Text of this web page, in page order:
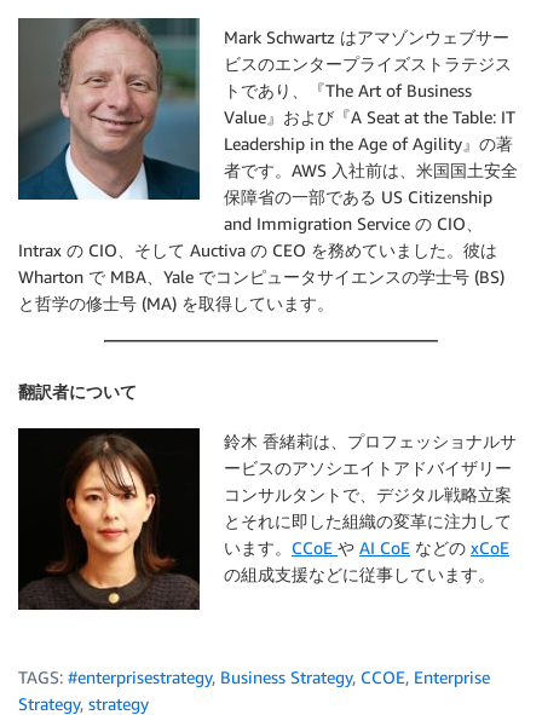
Mark Schwartz はアマゾンウェブサー
ビスのエンタープライズストラテジス
トであり、『The Art of Business
Value』および『A Seat at the Table: IT
Leadership in the Age of Agility』の著
者です。AWS 入社前は、米国国土安全
保障省の一部である US Citizenship
and Immigration Service の CIO、
Intrax の CIO、そして Auctiva の CEO を務めていました。彼は
Wharton で MBA、Yale でコンピュータサイエンスの学士号 (BS)
と哲学の修士号 (MA) を取得しています。
翻訳者について
鈴木 香緒莉は、プロフェッショナルサ
ービスのアソシエイトアドバイザリー
コンサルタントで、デジタル戦略立案
とそれに即した組織の変革に注力して
います。 CCoE や AI CoE などの xCoE
の組成支援などに従事しています。
TAGS: #enterprisestrategy, Business Strategy, CCOE, Enterprise
Strategy, strategy